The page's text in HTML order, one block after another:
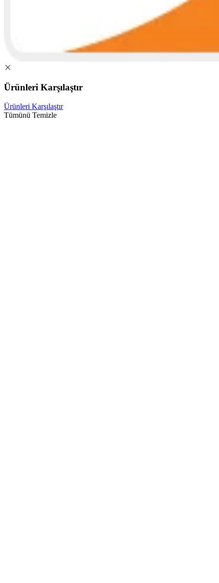
Ürünleri Karşılaştır
Ürünleri Karşılaştır
Tümünü Temizle